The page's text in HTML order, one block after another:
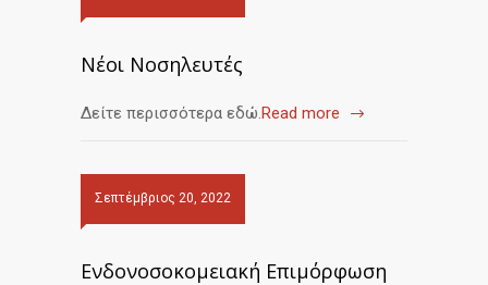
Νέοι Νοσηλευτές
Δείτε περισσότερα εδώ.Read more
Σεπτέμβριος 20, 2022
Ενδονοσοκομειακή Επιμόρφωση